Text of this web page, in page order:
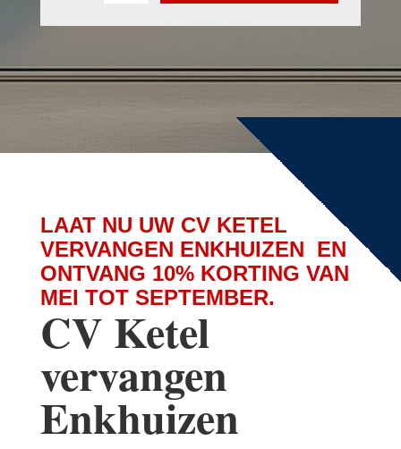
LAAT NU UW CV KETEL
VERVANGEN ENKHUIZEN EN
ONTVANG 10% KORTING VAN
MEI TOT SEPTEMBER.
CV Ketel
vervangen
Enkhuizen